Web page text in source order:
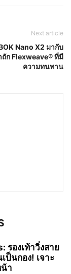
Next article
Nano X2 มากับ
ถัก Flexweave® ที่มี
ความทนทาน
รองเท้าวิ่งสาย
ป็นกอง! เจาะ
า